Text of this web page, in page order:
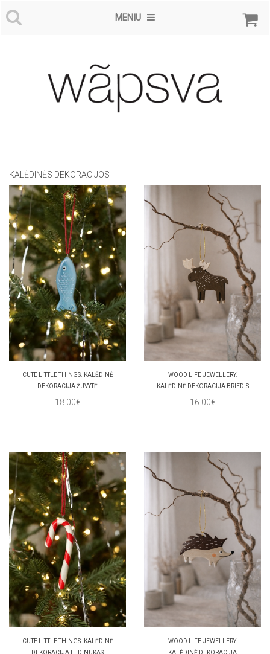
MENIU
KALĖDINĖS DEKORACIJOS
CUTE LITTLE THINGS. KALĖDINĖ
DEKORACIJA ŽUVYTĖ
18.00€
WOOD LIFE JEWELLERY.
KALĖDINĖ DEKORACIJA BRIEDIS
16.00€
CUTE LITTLE THINGS. KALĖDINĖ
DEKORACIJA LEDINUKAS
WOOD LIFE JEWELLERY.
KALĖDINĖ DEKORACIJA